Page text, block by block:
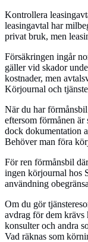
Kontrollera
leasingavtal har
privat bruk, men
Försäkringen ingår
gäller vid skador
kostnader, men
Körjournal och
När du har
eftersom förmånen är
dock dokumentation
Behöver man föra
För ren förmånsbil
ingen körjournal hos
användning
Om du gör
avdrag för dem krävs
konsulter och andra
Vad räknas som